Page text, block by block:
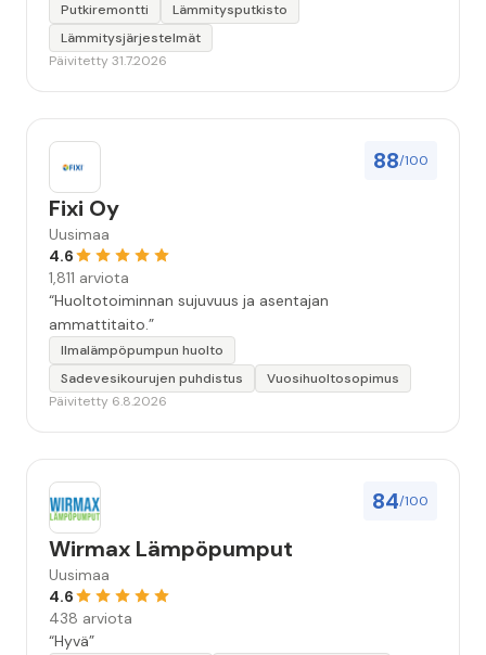
Putkiremontti
Lämmitysputkisto
Lämmitysjärjestelmät
Päivitetty 31.7.2026
88/100
Fixi Oy
Uusimaa
4.6
1,811 arviota
“Huoltotoiminnan sujuvuus ja asentajan
ammattitaito.”
Ilmalämpöpumpun huolto
Sadevesikourujen puhdistus
Vuosihuoltosopimus
Päivitetty 6.8.2026
84/100
Wirmax Lämpöpumput
Uusimaa
4.6
438 arviota
“Hyvä”